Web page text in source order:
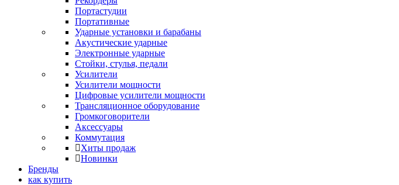
Портастудии
Портативные
Ударные установки и барабаны
Акустические ударные
Электронные ударные
Стойки, стулья, педали
Усилители
Усилители мощности
Цифровые усилители мощности
Трансляционное оборудование
Громкоговорители
Аксессуары
Коммутация
Хиты продаж
Новинки
Бренды
как купить